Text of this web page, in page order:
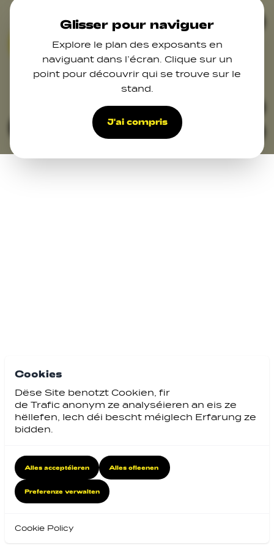
Skip to main content
Cookies
Dëse Site benotzt Cookien, fir
de Trafic anonym ze analyséieren an eis ze
hëllefen, Iech déi bescht méiglech Erfarung ze
bidden.
Alles acceptéieren Alles ofleenen
Preferenze verwalten
Cookie Policy
Glisser pour naviguer
Explore le plan des exposants en
naviguant dans l’écran. Clique sur un
point pour découvrir qui se trouve sur le
stand.
J'ai compris
07
36
33